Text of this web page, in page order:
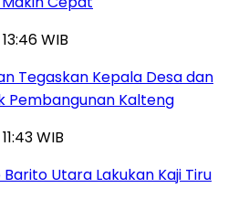
WIB
Tegaskan Kepala Desa dan
Pembangunan Kalteng
WIB
Utara Lakukan Kaji Tiru